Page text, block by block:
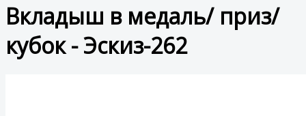
Вкладыш в медаль/ приз/
кубок - Эскиз-262